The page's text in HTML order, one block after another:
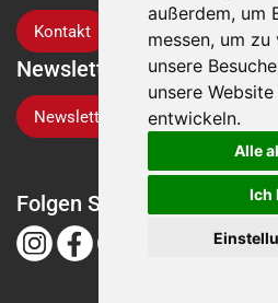
außerdem, um
messen, um
unsere
unsere
entwickeln.
Alle
Ich
Kontakt
Newsletter
Newsletter-Anmeldung
Folgen Sie der Suisse Tier